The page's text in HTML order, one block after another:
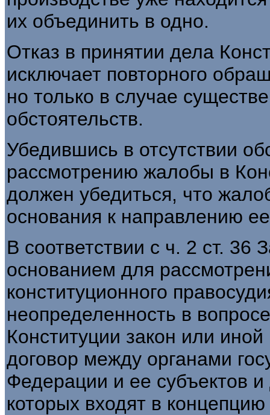
их объединить в одно.
Отказ в принятии дела
исключает повторного
но только в случае
обстоятельств.
Убедившись в отсутствии
рассмотрению жалобы в
должен убедиться, что
основания к направлению
В соответствии с ч. 2 ст. 36
основанием для
конституционного
неопределенность в
Конституции закон или
договор между органами
Федерации и ее субъектов
которых входят в